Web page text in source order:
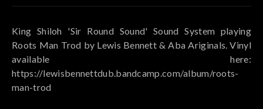
King Shiloh 'Sir Round Sound' Sound System playing
Roots Man Trod by Lewis Bennett & Aba Ariginals. Vinyl
available here:
https://lewisbennettdub.bandcamp.com/album/roots-
man-trod